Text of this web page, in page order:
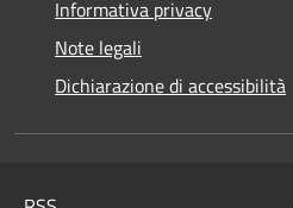
Informativa privacy
Note legali
Dichiarazione di accessibilità